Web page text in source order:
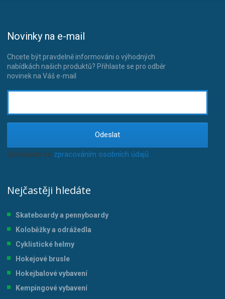
Novinky na e-mail
Chcete být pravdelně informováni o výhodných
nabídkách našich produktů? Přihlaste se pro odběr
novinek na Váš e-mail
Odeslat
Souhlasím se zpracováním osobních údajů.
Nejčastěji hledáte
Skateboardy a pennyboardy
Koloběžky a odrážedla
Cyklistické helmy
Hokejové brusle
Hokejbalové vybavení
Kempingové vybavení